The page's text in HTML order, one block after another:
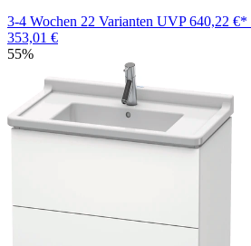
3-4 Wochen 22 Varianten UVP640,22 €*
353,01 €
55%